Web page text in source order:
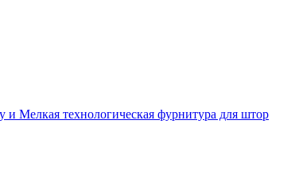
Мелкая технологическая фурнитура для штор